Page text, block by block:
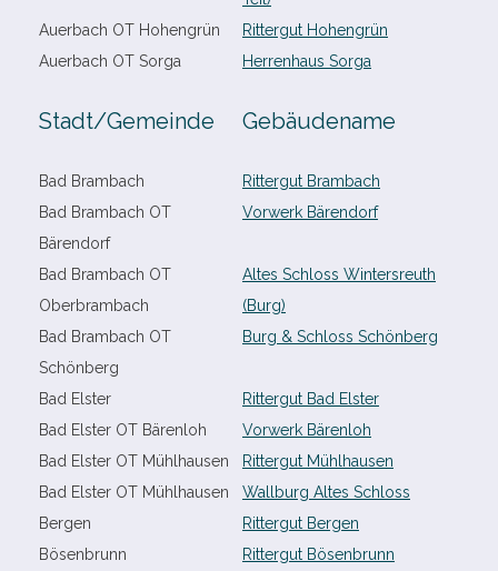
Auerbach OT Hohengrün
Rittergut Hohengrün
Auerbach OT Sorga
Herrenhaus Sorga
Stadt/​Gemeinde Gebäudename
Bad Brambach
Rittergut Brambach
Bad Brambach OT
Bärendorf
Vorwerk Bärendorf
Bad Brambach OT
Oberbrambach
Altes Schloss Wintersreuth
(Burg)
Bad Brambach OT
Schönberg
Burg & Schloss Schönberg
Bad Elster
Rittergut Bad Elster
Bad Elster OT Bärenloh
Vorwerk Bärenloh
Bad Elster OT Mühlhausen
Rittergut Mühlhausen
Bad Elster OT Mühlhausen
Wallburg Altes Schloss
Bergen
Rittergut Bergen
Bösenbrunn
Rittergut Bösenbrunn